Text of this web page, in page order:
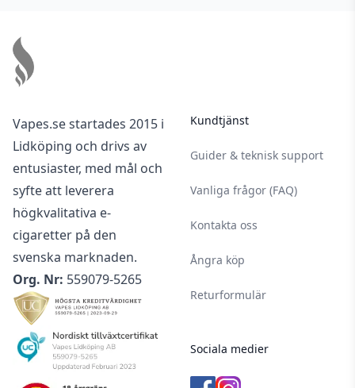
Vapes.se startades 2015 i
Lidköping och drivs av
entusiaster, med mål och
syfte att leverera
högkvalitativa e-
cigaretter på den
svenska marknaden.
Org. Nr: 559079-5265
Kundtjänst
Guider & teknisk support
Vanliga frågor (FAQ)
Kontakta oss
Ångra köp
Returformulär
Sociala medier